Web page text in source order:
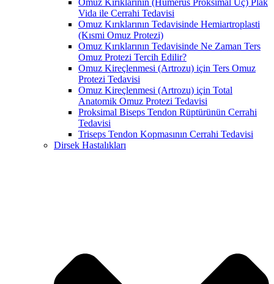
Omuz Kırıklarının (Humerus Proksimal Uç) Plak
Vida ile Cerrahi Tedavisi
Omuz Kırıklarının Tedavisinde Hemiartroplasti
(Kısmi Omuz Protezi)
Omuz Kırıklarının Tedavisinde Ne Zaman Ters
Omuz Protezi Tercih Edilir?
Omuz Kireçlenmesi (Artrozu) için Ters Omuz
Protezi Tedavisi
Omuz Kireçlenmesi (Artrozu) için Total
Anatomik Omuz Protezi Tedavisi
Proksimal Biseps Tendon Rüptürünün Cerrahi
Tedavisi
Triseps Tendon Kopmasının Cerrahi Tedavisi
Dirsek Hastalıkları